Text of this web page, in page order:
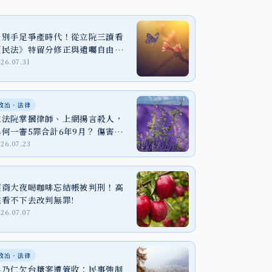
手足爭產時代！從立院三讀看
法》特留分修正與遺囑自由之
治‧法律
院掌摑律師、上網揚言殺人，
一審5罪合計6年9月？ 傷害、
與個資法一次看懂
大夜喝咖啡忘結帳被判刑！高
不下去改判無罪!
治‧法律
仁欠台糖案遭管收：民事強制